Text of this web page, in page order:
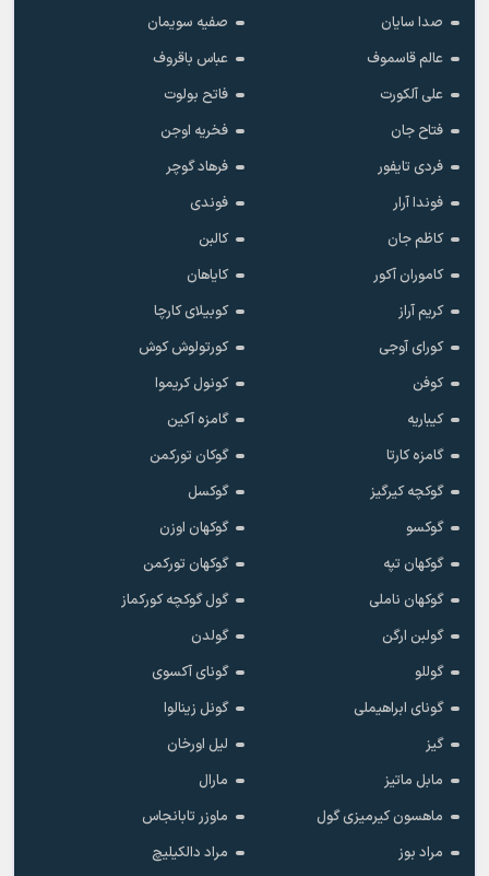
صدا سایان
صفیه سویمان
عالم قاسموف
عباس باقروف
علی آلکورت
فاتح بولوت
فتاح جان
فخریه اوجن
فردی تایفور
فرهاد گوچر
فوندا آرار
فوندی
کاظم جان
کالبن
کاموران آکور
کایاهان
کریم آراز
کوبیلای کارچا
کورای آوجی
کورتولوش کوش
کوفن
کونول کریموا
کیباریه
گامزه آکین
گامزه کارتا
گوکان تورکمن
گوکچه کیرگیز
گوکسل
گوکسو
گوکهان اوزن
گوکهان تپه
گوکهان تورکمن
گوکهان ناملی
گول گوکچه کورکماز
گولبن ارگن
گولدن
گوللو
گونای آکسوی
گونای ابراهیملی
گونل زینالوا
گیز
لیل اورخان
مابل ماتیز
مارال
ماهسون کیرمیزی گول
ماوزر تابانجاس
مراد بوز
مراد دالکیلیچ